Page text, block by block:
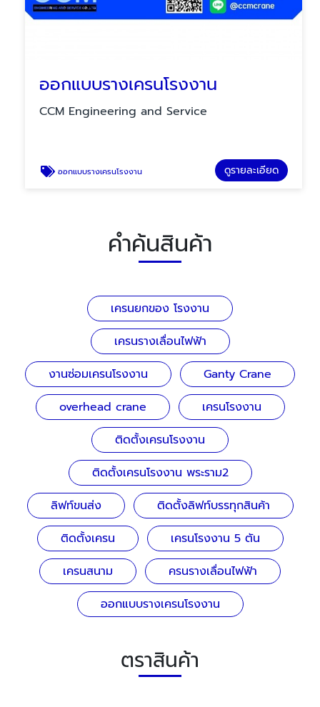
ออกแบบรางเครนโรงงาน
CCM Engineering and Service
ออกแบบรางเครนโรงงาน ดูรายละเอียด
คำค้นสินค้า
เครนยกของ โรงงาน
เครนรางเลื่อนไฟฟ้า
งานซ่อมเครนโรงงาน
Ganty Crane
overhead crane
เครนโรงงาน
ติดตั้งเครนโรงงาน
ติดตั้งเครนโรงงาน พระราม2
ลิฟท์ขนส่ง
ติดตั้งลิฟท์บรรทุกสินค้า
ติดตั้งเครน
เครนโรงงาน 5 ตัน
เครนสนาม
ครนรางเลื่อนไฟฟ้า
ออกแบบรางเครนโรงงาน
ตราสินค้า